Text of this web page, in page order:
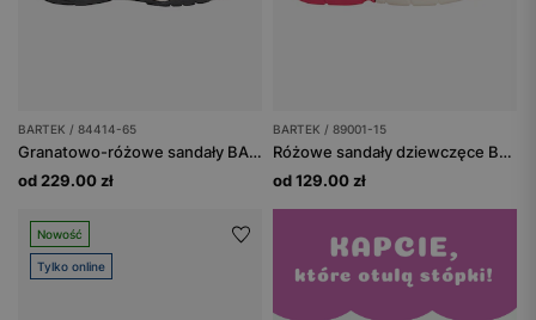
BARTEK / 84414-65
Granatowo-różowe sandały BARTEK 84414-65 zapinane na rzepy
od 229.00 zł
BARTEK / 89001-15
Różowe sandały dziewczęce BARTEK z fioletowymi i niebieskimi paskami 89001-15
od 129.00 zł
Nowość
Tylko online